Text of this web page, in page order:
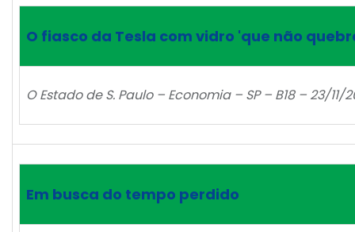
O fiasco da Tesla com vidro 'que não
O Estado de S. Paulo – Economia – SP – B18 – 23/11/
Em busca do tempo perdido